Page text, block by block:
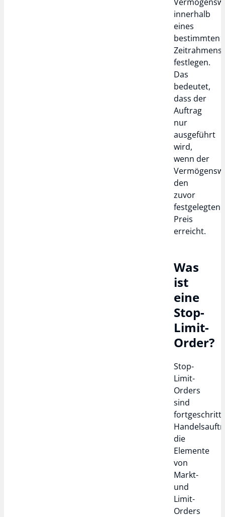
innerhalb
eines
bestimmten
Zeitrahmens
festlegen.
Das
bedeutet,
dass der
Auftrag
nur
ausgeführt
wird,
wenn der
den
zuvor
festgelegten
Preis
erreicht.
Was
ist
eine
Stop-
Limit-
Order?
Stop-
Limit-
Orders
sind
die
Elemente
von
Markt-
und
Limit-
Orders